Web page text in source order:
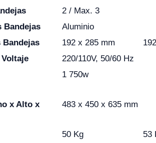
2 / Max. 3
Bandejas
Aluminio
Bandejas
192 x 285 mm
220/110V, 50/60 Hz
1 750w
x Alto x
483 x 450 x 635 mm
50 Kg 53